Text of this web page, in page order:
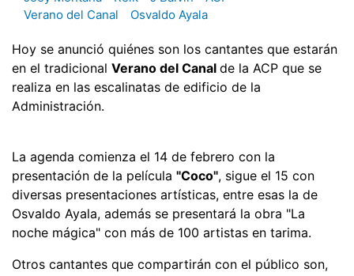
Verano del Canal
Osvaldo Ayala
Hoy se anunció quiénes son los cantantes que estarán
en el tradicional Verano del Canal de la ACP que se
realiza en las escalinatas de edificio de la
Administración.
La agenda comienza el 14 de febrero con la
presentación de la película "Coco", sigue el 15 con
diversas presentaciones artísticas, entre esas la de
Osvaldo Ayala, además se presentará la obra "La
noche mágica" con más de 100 artistas en tarima.
Otros cantantes que compartirán con el público son,